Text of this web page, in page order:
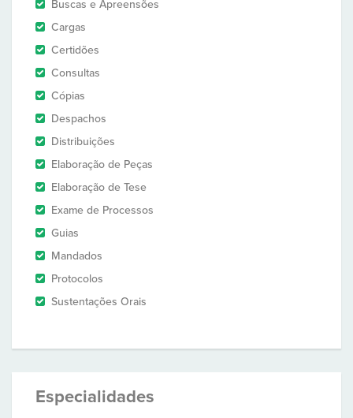
Buscas e Apreensões
Cargas
Certidões
Consultas
Cópias
Despachos
Distribuições
Elaboração de Peças
Elaboração de Tese
Exame de Processos
Guias
Mandados
Protocolos
Sustentações Orais
Especialidades